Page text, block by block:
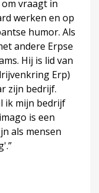
vraagt in
werken en op
humor. Als
andere Erpse
Hij is lid van
Erp)
zijn bedrijf.
ik mijn bedrijf
is een
als mensen